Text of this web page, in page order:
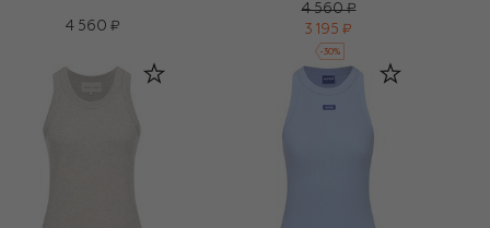
4 560 ₽
4 560 ₽
3 195 ₽
-30%